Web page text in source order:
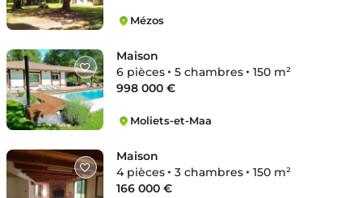
Mézos
Maison
6 pièces
5 chambres
150 m²
998 000 €
Moliets-et-Maa
Maison
4 pièces
3 chambres
150 m²
166 000 €